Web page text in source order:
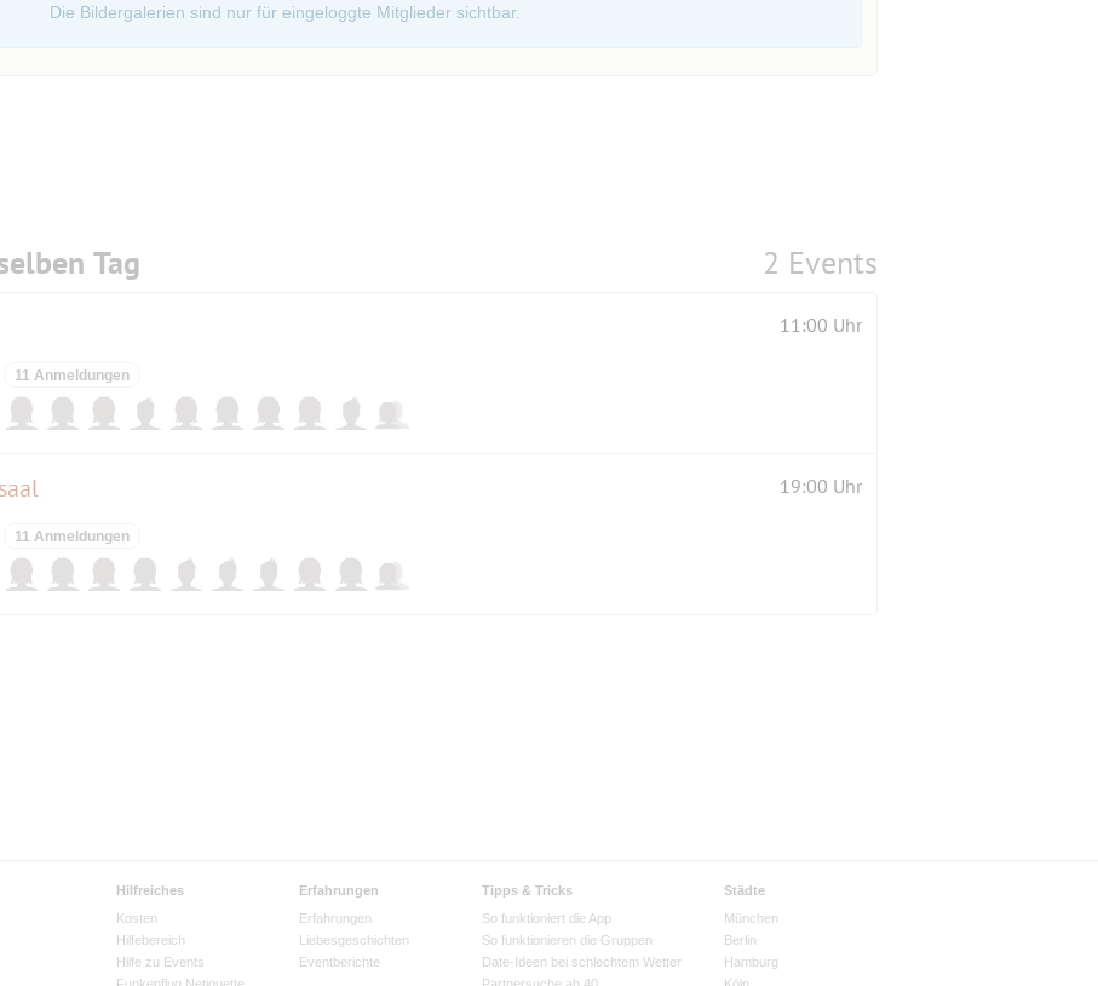
Die Bildergalerien sind nur für eingeloggte Mitglieder sichtbar.
Tag 2 Events
11:00 Uhr
11 Anmeldungen
19:00 Uhr
11 Anmeldungen
Hilfreiches
Kosten
Hilfebereich
Hilfe zu Events
Erfahrungen
Erfahrungen
Liebesgeschichten
Eventberichte
Tipps & Tricks
So funktioniert die App
So funktionieren die Gruppen
Date-Ideen bei schlechtem Wetter
Städte
München
Berlin
Hamburg